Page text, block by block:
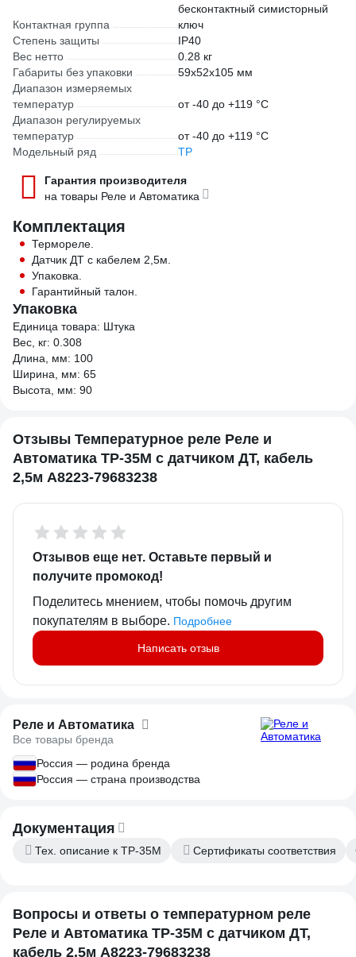
Контактная группа
бесконтактный симисторный
ключ
Степень защиты
IP40
Вес нетто
0.28 кг
Габариты без упаковки
59х52х105 мм
Диапазон измеряемых
температур
от -40 до +119 °С
Диапазон регулируемых
температур
от -40 до +119 °С
Модельный ряд
ТР
Гарантия производителя
на товары Реле и Автоматика
Комплектация
Термореле.
Датчик ДТ с кабелем 2,5м.
Упаковка.
Гарантийный талон.
Упаковка
Единица товара: Штука
Вес, кг: 0.308
Длина, мм: 100
Ширина, мм: 65
Высота, мм: 90
Отзывы Температурное реле Реле и
Автоматика ТР-35М с датчиком ДТ, кабель
2,5м A8223-79683238
Отзывов еще нет. Оставьте первый и
получите промокод!
Поделитесь мнением, чтобы помочь другим
покупателям в выборе. Подробнее
Написать отзыв
Реле и Автоматика
Все товары бренда
Россия — родина бренда
Россия — страна производства
Документация
Тех. описание к ТР-35М Сертификаты соответствия
Вопросы и ответы о температурном реле
Реле и Автоматика ТР-35М с датчиком ДТ,
кабель 2,5м A8223-79683238